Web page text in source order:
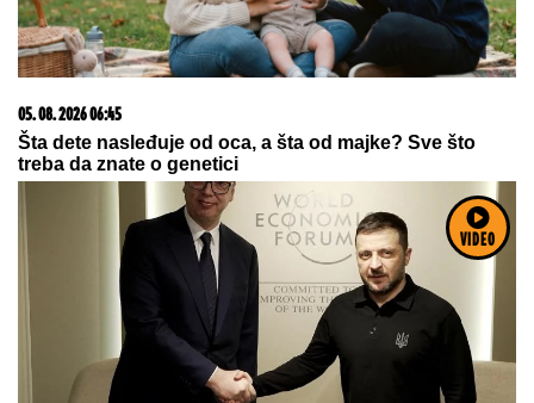
VIDEO
NEVREME PARALISALO RUMUNIJU Oluja čupala
drveće, nosila krovove i izazvala poplave